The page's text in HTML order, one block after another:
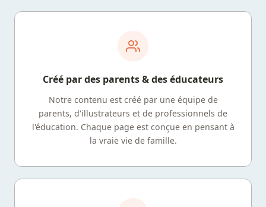
Créé par des parents & des éducateurs
Notre contenu est créé par une équipe de
parents, d'illustrateurs et de professionnels de
l'éducation. Chaque page est conçue en pensant à
la vraie vie de famille.